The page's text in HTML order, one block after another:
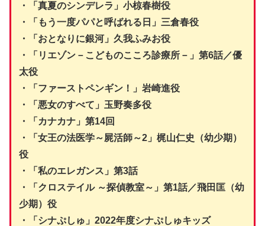
・「真夏のシンデレラ」小椋春樹役
・「もう一度パパと呼ばれる日」三倉春役
・「おとなりに銀河」久我ふみお役
・「リエゾン－こどものこころ診療所－」第6話／優
太役
・「ファーストペンギン！」岩崎進役
・「悪女のすべて」玉野奏多役
・「カナカナ」第14回
・「女王の法医学～屍活師～2」梶山仁史（幼少期）
役
・「私のエレガンス」第3話
・「クロステイル ～探偵教室～」第1話／飛田匡（幼
少期）役
・「シナぷしゅ」2022年度シナぷしゅキッズ